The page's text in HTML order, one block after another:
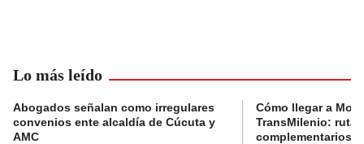
Lo más leído
Abogados señalan como irregulares
convenios ente alcaldía de Cúcuta y
AMC
Cómo llegar a
TransMilenio:
complementarios